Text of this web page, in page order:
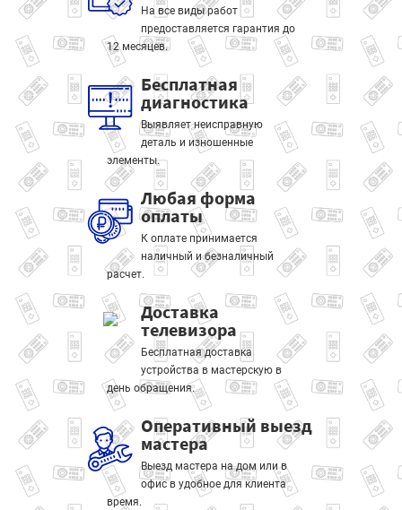
На все виды работ
предоставляется гарантия до
12 месяцев.
Бесплатная
диагностика
Выявляет неисправную
деталь и изношенные
элементы.
Любая форма
оплаты
К оплате принимается
наличный и безналичный
расчет.
Доставка
телевизора
Бесплатная доставка
устройства в мастерскую в
день обращения.
Оперативный выезд
мастера
Выезд мастера на дом или в
офис в удобное для клиента
время.